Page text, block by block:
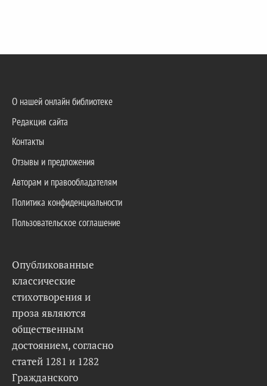
О нашей онлайн библиотеке
Редакция сайта
Контакты
Отзывы и предложения
Авторам и правообладателям
Политика конфиденциальности
Пользовательское соглашение
Опубликованные
классические
стихотворения и
проза являются
общественным
достоянием, согласно
статей 1281 и 1282
Гражданского